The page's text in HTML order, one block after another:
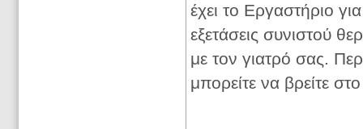
έχει το Εργαστήριο
εξετάσεις συνιστού
με τον γιατρό σας.
μπορείτε να βρείτε